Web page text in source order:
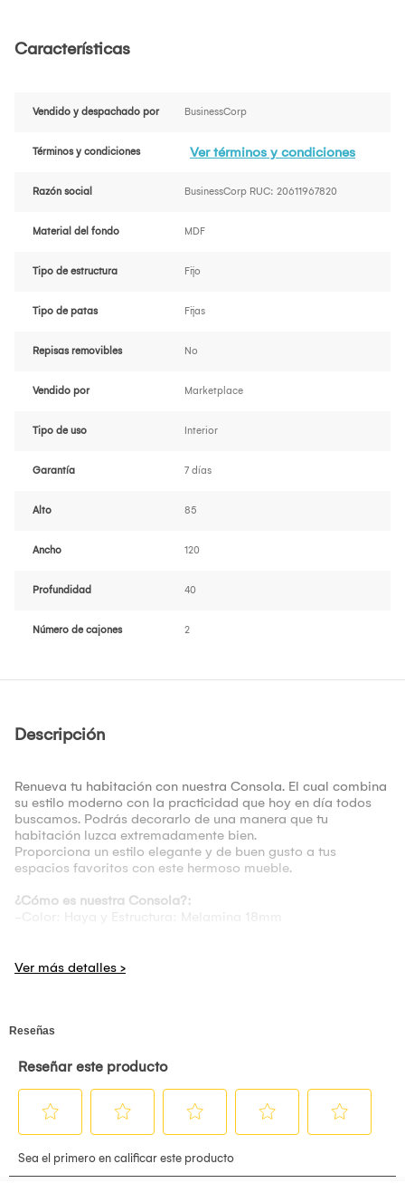
Características
Vendido y despachado por BusinessCorp
Términos y condiciones Ver términos y condiciones
Razón social BusinessCorp RUC: 20611967820
Material del fondo MDF
Tipo de estructura Fijo
Tipo de patas Fijas
Repisas removibles No
Vendido por Marketplace
Tipo de uso Interior
Garantía 7 días
Alto 85
Ancho 120
Profundidad 40
Número de cajones 2
Descripción
Renueva tu habitación con nuestra Consola. El cual combina
su estilo moderno con la practicidad que hoy en día todos
buscamos. Podrás decorarlo de una manera que tu
habitación luzca extremadamente bien.
Proporciona un estilo elegante y de buen gusto a tus
espacios favoritos con este hermoso mueble.
¿Cómo es nuestra Consola?:
-Color: Haya y Estructura: Melamina 18mm
Largo 120
*Producto fabricado a pedido. *No se aceptan
*El producto viene armado
*Las fotos se encuentran ambientadas.
*La iluminación puede hacer que el color varíe.